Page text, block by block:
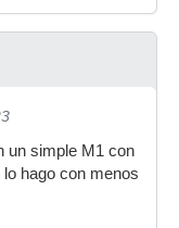
un simple M1 con
hago con menos